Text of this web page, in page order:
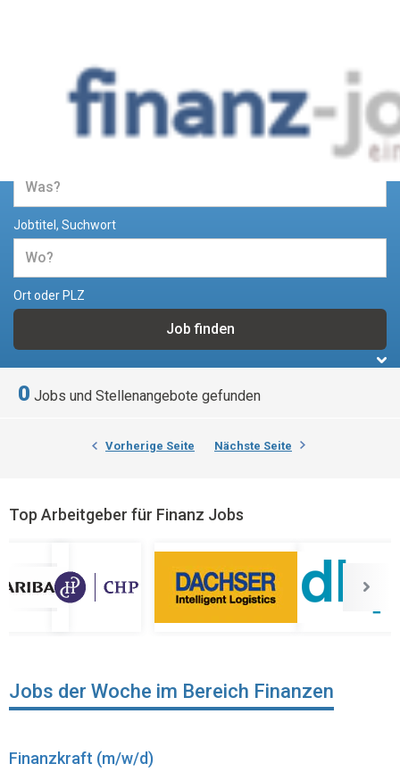
Jobs und Stellenangebote im
Bereich Finanzen
Jobtitel, Suchwort
Ort oder PLZ
0 Jobs und Stellenangebote gefunden
Vorherige Seite Nächste Seite
Top Arbeitgeber für Finanz Jobs
Jobs der Woche im Bereich Finanzen
Finanzkraft (m/w/d)